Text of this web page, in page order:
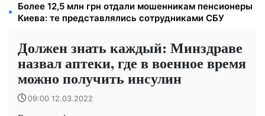
Более 12,5 млн грн отдали мошенникам пенсионеры
Киева: те представлялись сотрудниками СБУ
Должен знать каждый: Минздраве
назвал аптеки, где в военное время
можно получить инсулин
09:00 12.03.2022